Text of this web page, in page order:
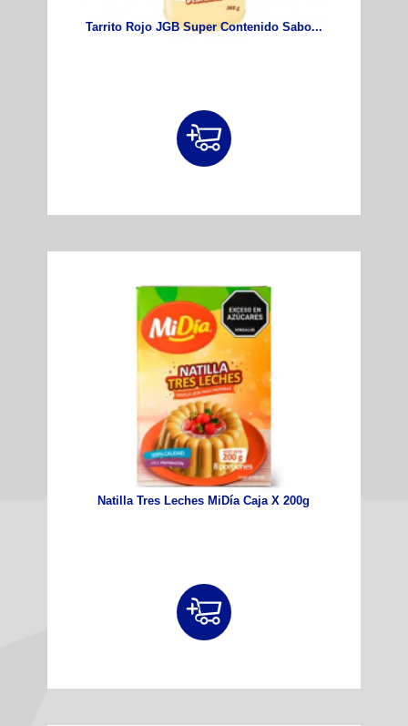
Tarrito Rojo JGB Super Contenido Sabo...
Natilla Tres Leches MiDía Caja X 200g